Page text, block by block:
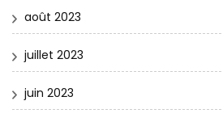
août 2023
juillet 2023
juin 2023